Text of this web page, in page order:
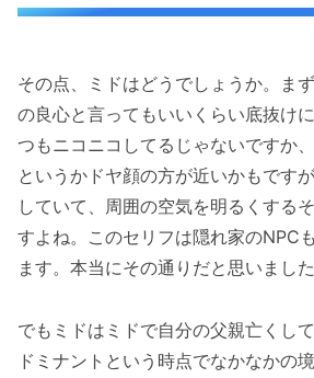
その点、ミドはどうでしょうか。ま
の良心と言ってもいいくらい底抜け
つもニコニコしてるじゃないですか
というかドヤ顔の方が近いかもです
していて、周囲の空気を明るくする
すよね。このセリフは隠れ家のNPC
ます。本当にその通りだと思いました
でもミドはミドで自分の父親亡くし
ドミナントという時点でなかなかの